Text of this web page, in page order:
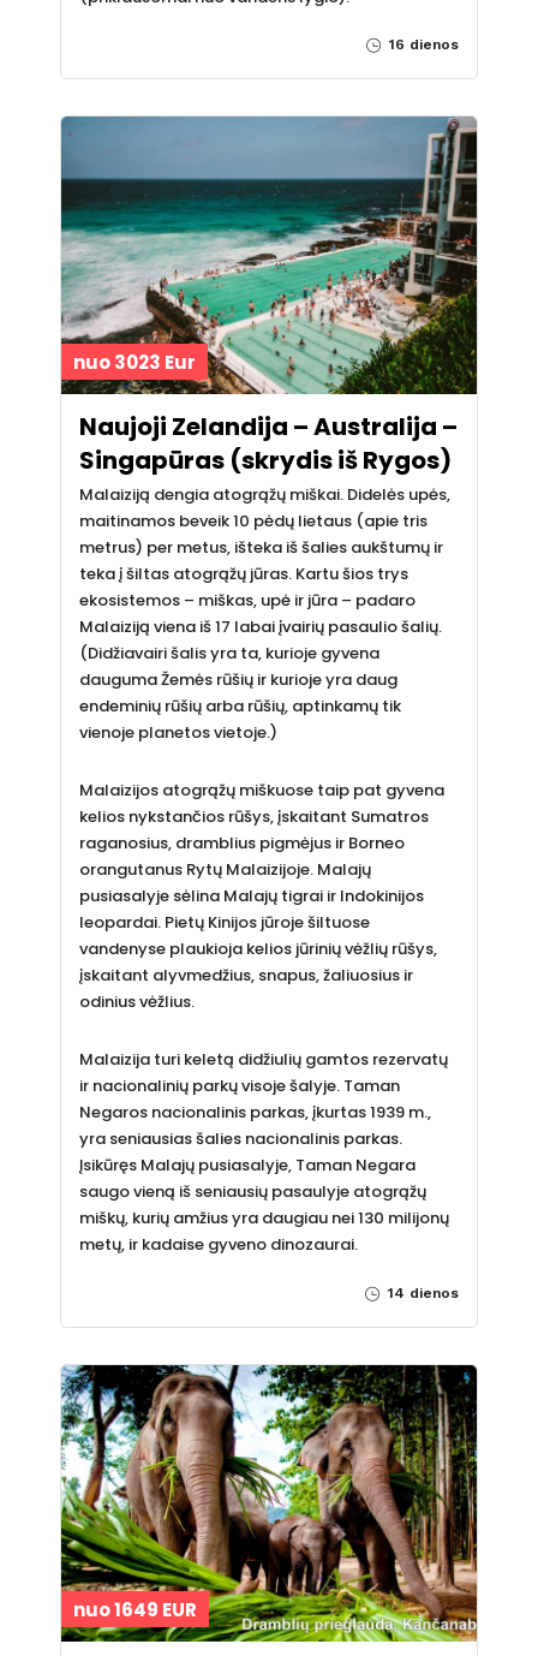
16 dienos
nuo 3023 Eur
Naujoji Zelandija – Australija –
Singapūras (skrydis iš Rygos)
Malaiziją dengia atogrąžų miškai. Didelės upės,
maitinamos beveik 10 pėdų lietaus (apie tris
metrus) per metus, išteka iš šalies aukštumų ir
teka į šiltas atogrąžų jūras. Kartu šios trys
ekosistemos – miškas, upė ir jūra – padaro
Malaiziją viena iš 17 labai įvairių pasaulio šalių.
(Didžiavairi šalis yra ta, kurioje gyvena
dauguma Žemės rūšių ir kurioje yra daug
endeminių rūšių arba rūšių, aptinkamų tik
vienoje planetos vietoje.)
Malaizijos atogrąžų miškuose taip pat gyvena
kelios nykstančios rūšys, įskaitant Sumatros
raganosius, dramblius pigmėjus ir Borneo
orangutanus Rytų Malaizijoje. Malajų
pusiasalyje sėlina Malajų tigrai ir Indokinijos
leopardai. Pietų Kinijos jūroje šiltuose
vandenyse plaukioja kelios jūrinių vėžlių rūšys,
įskaitant alyvmedžius, snapus, žaliuosius ir
odinius vėžlius.
Malaizija turi keletą didžiulių gamtos rezervatų
ir nacionalinių parkų visoje šalyje. Taman
Negaros nacionalinis parkas, įkurtas 1939 m.,
yra seniausias šalies nacionalinis parkas.
Įsikūręs Malajų pusiasalyje, Taman Negara
saugo vieną iš seniausių pasaulyje atogrąžų
miškų, kurių amžius yra daugiau nei 130 milijonų
metų, ir kadaise gyveno dinozaurai.
14 dienos
nuo 1649 EUR